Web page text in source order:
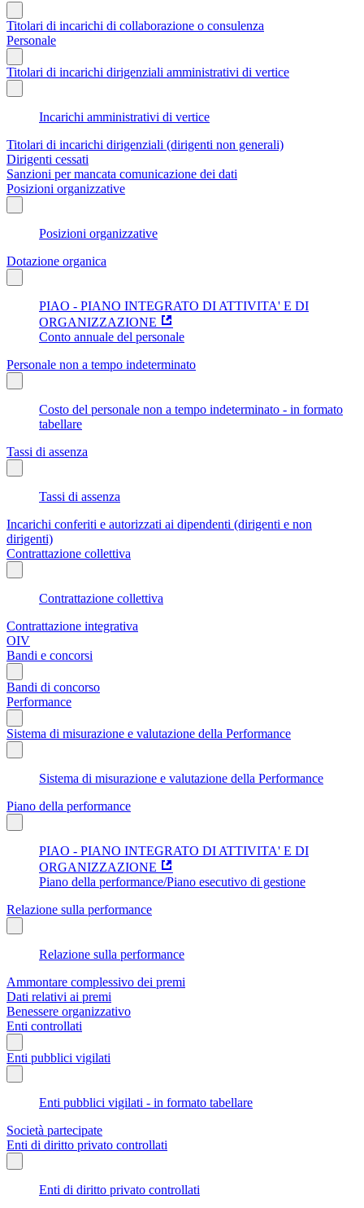
Titolari di incarichi di collaborazione o consulenza
Personale
Titolari di incarichi dirigenziali amministrativi di vertice
Incarichi amministrativi di vertice
Titolari di incarichi dirigenziali (dirigenti non generali)
Dirigenti cessati
Sanzioni per mancata comunicazione dei dati
Posizioni organizzative
Posizioni organizzative
Dotazione organica
PIAO - PIANO INTEGRATO DI ATTIVITA' E DI
ORGANIZZAZIONE
Conto annuale del personale
Personale non a tempo indeterminato
Costo del personale non a tempo indeterminato - in formato
tabellare
Tassi di assenza
Tassi di assenza
Incarichi conferiti e autorizzati ai dipendenti (dirigenti e non
dirigenti)
Contrattazione collettiva
Contrattazione collettiva
Contrattazione integrativa
OIV
Bandi e concorsi
Bandi di concorso
Performance
Sistema di misurazione e valutazione della Performance
Sistema di misurazione e valutazione della Performance
Piano della performance
PIAO - PIANO INTEGRATO DI ATTIVITA' E DI
ORGANIZZAZIONE
Piano della performance/Piano esecutivo di gestione
Relazione sulla performance
Relazione sulla performance
Ammontare complessivo dei premi
Dati relativi ai premi
Benessere organizzativo
Enti controllati
Enti pubblici vigilati
Enti pubblici vigilati - in formato tabellare
Società partecipate
Enti di diritto privato controllati
Enti di diritto privato controllati